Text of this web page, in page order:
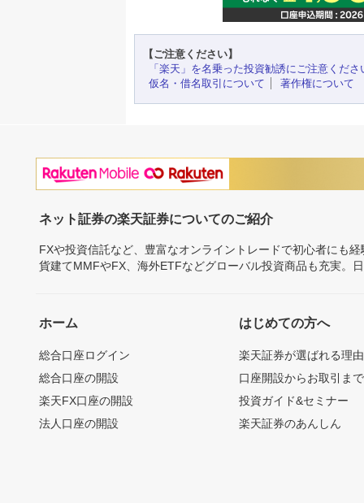
【ご注意ください】
「楽天」を名乗った投資勧誘にご注意くださ
仮名・借名取引について
著作権について
ネット証券の楽天証券についてのご紹介
FXや投資信託など、豊富なオンライントレードで初心者にも
貨建てMMFやFX、海外ETFなどグローバル投資商品も充実。
ホーム
総合口座ログイン
総合口座の開設
楽天FX口座の開設
法人口座の開設
はじめての方へ
楽天証券が選ばれる理由
口座開設からお取引ま
投資ガイド&セミナー
楽天証券のあんしん